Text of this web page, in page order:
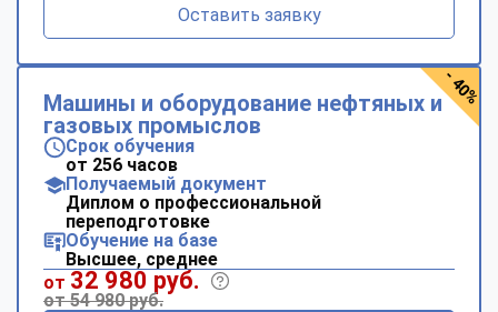
Оставить заявку
Машины и оборудование нефтяных и
газовых промыслов
Срок обучения
от 256 часов
Получаемый документ
Диплом о профессиональной
переподготовке
Обучение на базе
Высшее, среднее
от 32 980 руб.
от 54 980 руб.
- 40%